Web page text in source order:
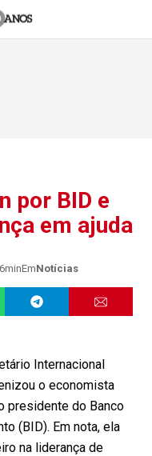
por BID e
em ajuda
EmNotícias
Internacional
o economista
presidente do Banco
(BID). Em nota, ela
na liderança de